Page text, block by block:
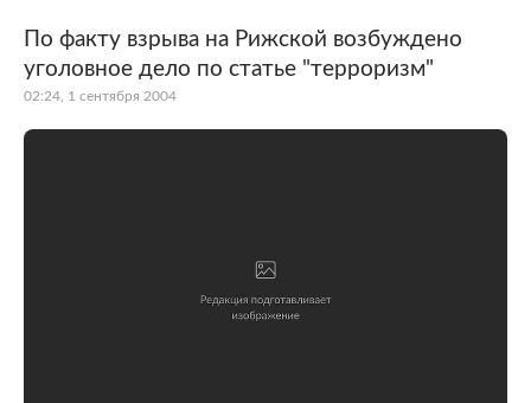
По факту взрыва на Рижской возбуждено
уголовное дело по статье "терроризм"
02:24, 1 сентября 2004